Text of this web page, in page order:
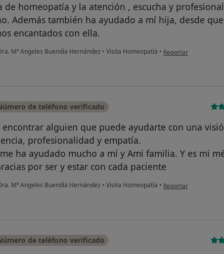
de homeopatía y la atención , escucha y
Además también ha ayudado a mí hija, desde
encantados con ella.
Mª Angeles Buendía Hernández • Visita Homeopatía • en opinión del usuario
Reportar
de teléfono verificado
encontrar alguien que puede ayudarte con una
profesionalidad y empatía.
ha ayudado mucho a mí y Ami familia. Y es mi
por ser y estar con cada paciente
Mª Angeles Buendía Hernández • Visita Homeopatía • en opinión del usuario
Reportar
de teléfono verificado